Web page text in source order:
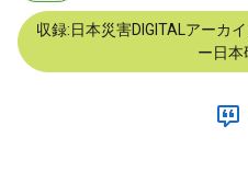
収録:日本災害DIGITALアーカ
ー日本